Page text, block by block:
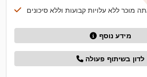
מידע נוסף
לדון בשיתוף פעולה